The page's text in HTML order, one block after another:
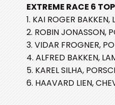
EXTREME RACE 6
1. KAI ROGER BAKKEN,
2. ROBIN JONASSON,
3. VIDAR FROGNER,
4. ALFRED BAKKEN,
5. KAREL SILHA,
6. HAAVARD LIEN,